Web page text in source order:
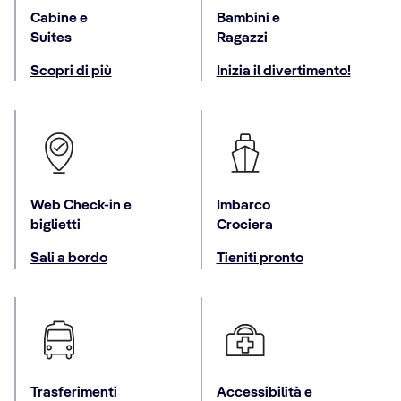
Cabine e
Suites
Scopri di più
Bambini e
Ragazzi
Inizia il divertimento!
Web Check-in e
biglietti
Sali a bordo
Imbarco
Crociera
Tieniti pronto
Trasferimenti Accessibilità e